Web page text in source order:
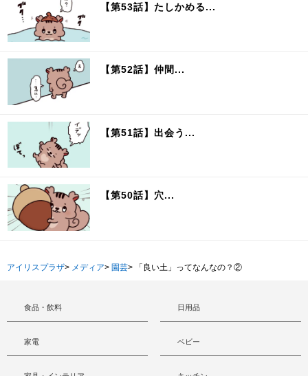
【第53話】たしかめる...
【第52話】仲間...
【第51話】出会う...
【第50話】穴...
アイリスプラザ> メディア> 園芸> 「良い土」ってなんなの？②
食品・飲料 日用品
家電 ベビー